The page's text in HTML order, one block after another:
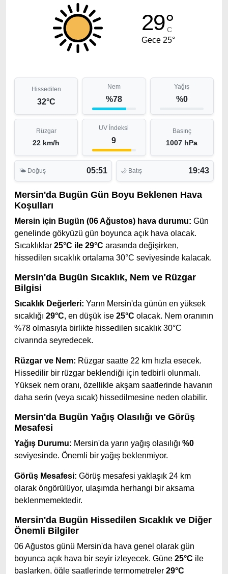
29°
C
Gece 25°
Hissedilen
32°C
Nem
%78
Yağış
%0
Rüzgar
22 km/h
UV İndeksi
9
Basınç
1007 hPa
🌤 Doğuş 05:51 🌙 Batış 19:43
Mersin'da Bugün Gün Boyu Beklenen Hava
Koşulları
Mersin için Bugün (06 Ağustos) hava durumu: Gün
genelinde gökyüzü gün boyunca açık hava olacak.
Sıcaklıklar 25°C ile 29°C arasında değişirken,
hissedilen sıcaklık ortalama 30°C seviyesinde kalacak.
Mersin'da Bugün Sıcaklık, Nem ve Rüzgar
Bilgisi
Sıcaklık Değerleri: Yarın Mersin'da günün en yüksek
sıcaklığı 29°C, en düşük ise 25°C olacak. Nem oranının
%78 olmasıyla birlikte hissedilen sıcaklık 30°C
civarında seyredecek.
Rüzgar ve Nem: Rüzgar saatte 22 km hızla esecek.
Hissedilir bir rüzgar beklendiği için tedbirli olunmalı.
Yüksek nem oranı, özellikle akşam saatlerinde havanın
daha serin (veya sıcak) hissedilmesine neden olabilir.
Mersin'da Bugün Yağış Olasılığı ve Görüş
Mesafesi
Yağış Durumu: Mersin'da yarın yağış olasılığı %0
seviyesinde. Önemli bir yağış beklenmiyor.
Görüş Mesafesi: Görüş mesafesi yaklaşık 24 km
olarak öngörülüyor, ulaşımda herhangi bir aksama
beklenmemektedir.
Mersin'da Bugün Hissedilen Sıcaklık ve Diğer
Önemli Bilgiler
06 Ağustos günü Mersin'da hava genel olarak gün
boyunca açık hava bir seyir izleyecek. Güne 25°C ile
başlarken, öğle saatlerinde termometreler 29°C